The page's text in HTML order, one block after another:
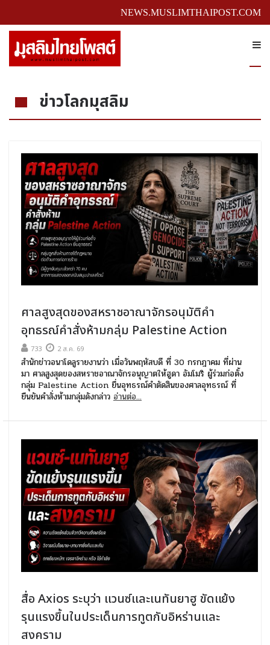
NEWS.MUSLIMTHAIPOST.COM
ข่าวโลกมุสลิม
ศาลสูงสุดของสหราชอาณาจักรอนุมัติคำ
อุทธรณ์คำสั่งห้ามกลุ่ม Palestine Action
733 2 ส.ค. 69
สำนักข่าวอนาโดลูรายงานว่า เมื่อวันพฤหัสบดี ที่ 30 กรกฎาคม ที่ผ่าน
มา ศาลสูงสุดของสหราชอาณาจักรอนุญาตให้ฮูดา อัมโมริ ผู้ร่วมก่อตั้ง
กลุ่ม Palestine Action ยื่นอุทธรณ์คำตัดสินของศาลอุทธรณ์ ที่
ยืนยันคำสั่งห้ามกลุ่มดังกล่าว อ่านต่อ...
สื่อ Axios ระบุว่า แวนซ์และเนทันยาฮู ขัดแย้ง
รุนแรงขึ้นในประเด็นการทูตกับอิหร่านและ
สงคราม